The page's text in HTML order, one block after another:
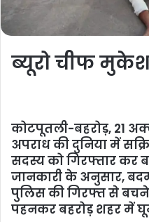
ब्यूरो चीफ
कोटपूतली-बहरोड़, 21
अपराध की दुनिया में
सदस्य को गिरफ्तार कर
जानकारी के अनुसार,
पुलिस की गिरफ्त से
पहनकर बहरोड़ शहर में